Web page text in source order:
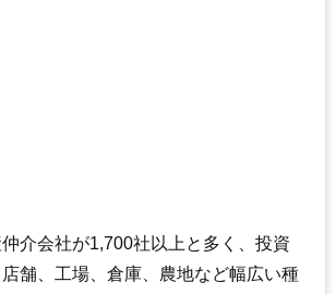
介会社が1,700社以上と多く、投資
舗、工場、倉庫、農地など幅広い種